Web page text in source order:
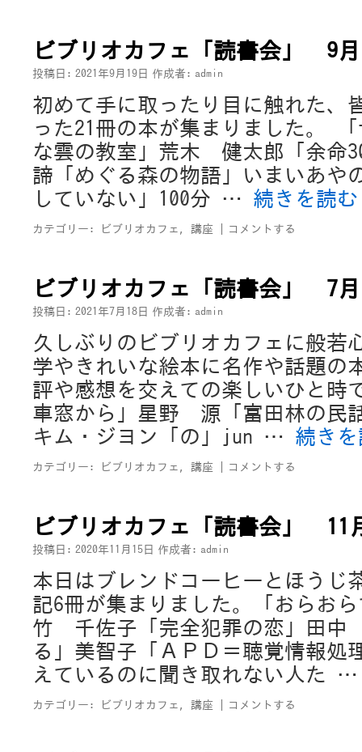
ビブリオカフェ「読書会」 9月
投稿日: 2021年9月19日 作成者: admin
初めて手に取ったり目に触れた、
った21冊の本が集まりました。
な雲の教室」荒木 健太郎「余命
諦「めぐる森の物語」いまいあや
していない」100分 … 続きを読
カテゴリー: ビブリオカフェ , 講座 コメントする
ビブリオカフェ「読書会」 7月
投稿日: 2021年7月18日 作成者: admin
久しぶりのビブリオカフェに般若
学やきれいな絵本に名作や話題の
評や感想を交えての楽しいひと時
車窓から」星野 源「富田林の民
キム・ジヨン「の」jun … 続き
カテゴリー: ビブリオカフェ , 講座 コメントする
ビブリオカフェ「読書会」 11
投稿日: 2020年11月15日 作成者: admin
本日はブレンドコーヒーとほうじ
記6冊が集まりました。「おらお
竹 千佐子「完全犯罪の恋」田中
る」美智子「ＡＰＤ＝聴覚情報処
えているのに聞き取れない人た
カテゴリー: ビブリオカフェ , 講座 コメントする